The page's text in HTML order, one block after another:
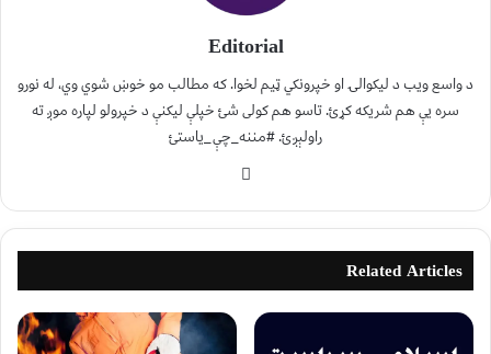
Editorial
د واسع ویب د لیکوالۍ او خپرونکي ټیم لخوا. که مطالب مو خوښ شوي وي، له نورو
سره یې هم شریکه کړئ. تاسو هم کولی شئ خپلې لیکنې د خپرولو لپاره موږ ته
راولېږئ. #مننه_چې_یاستئ
Related Articles